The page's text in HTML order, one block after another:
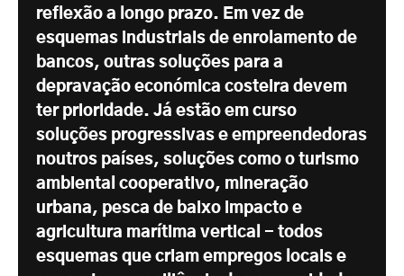
reflexão a longo prazo. Em vez de
esquemas industriais de enrolamento de
bancos, outras soluções para a
depravação económica costeira devem
ter prioridade. Já estão em curso
soluções progressivas e empreendedoras
noutros países, soluções como o turismo
ambiental cooperativo, mineração
urbana, pesca de baixo impacto e
agricultura marítima vertical - todos
esquemas que criam empregos locais e